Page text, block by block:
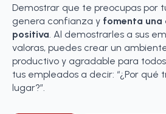
Demostrar que te preocupas por
genera confianza y fomenta una
positiva . Al demostrarles a sus
valoras, puedes crear un
productivo y agradable para
tus empleados a decir: “¿Por qué
lugar?”.